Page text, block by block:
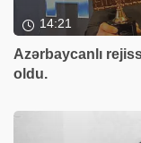
14:21
Azərbaycanlı
oldu.